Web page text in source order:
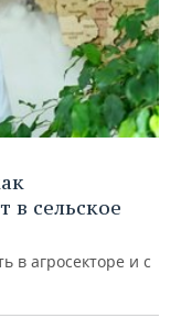
в сельское
в агросекторе и с